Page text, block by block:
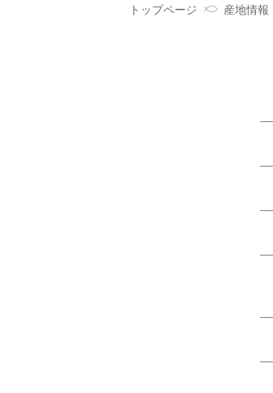
トップページ 産地情報